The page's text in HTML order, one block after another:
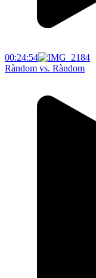
00:24:54
Ràndom vs. Ràndom